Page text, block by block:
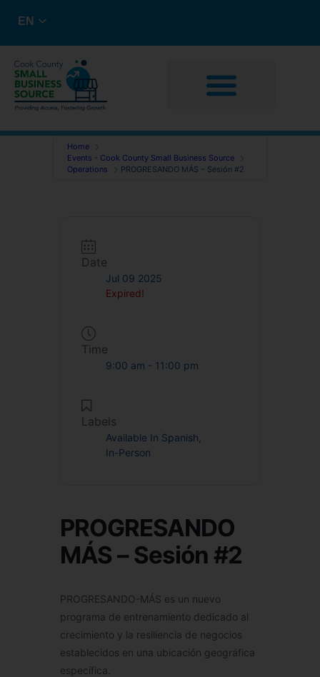
EN
Home
Events - Cook County Small Business Source
Operations
PROGRESANDO MÁS – Sesión #2
Date
Jul 09 2025
Expired!
Time
9:00 am - 11:00 pm
Labels
Available In Spanish,
In-Person
PROGRESANDO
MÁS – Sesión #2
PROGRESANDO-MÁS es un nuevo
programa de entrenamiento dedicado al
crecimiento y la resiliencia de negocios
establecidos en una ubicación geográfica
específica.